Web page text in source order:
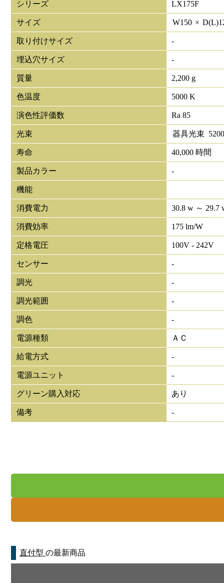
シリーズ LX175F
サイズ W150 × D(L)
取り付けサイズ -
埋込穴サイズ -
質量 2,200 g
色温度 5000 K
演色性評価数 Ra 85
光束 器具光束
寿命 40,000 時間
製品カラー -
機能
消費電力 30.8 w ～ 29.7
消費効率 175 lm/W
定格電圧 100V - 242V
センサー -
調光 -
調光範囲 -
調色 -
電源種類 ＡＣ
給電方式 -
電源ユニット -
グリーン購入対応 あり
備考 -
直付型の最新商品